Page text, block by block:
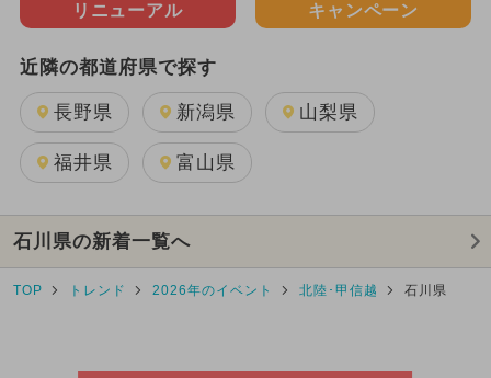
リニューアル
キャンペーン
近隣の都道府県で探す
長野県 新潟県 山梨県
福井県 富山県
石川県の新着一覧へ
TOP トレンド 2026年のイベント 北陸･甲信越 石川県